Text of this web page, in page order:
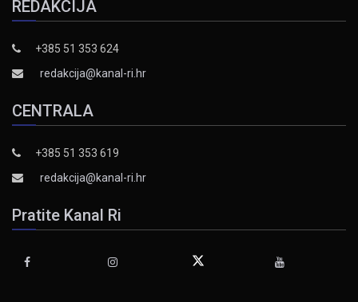
REDAKCIJA
+385 51 353 624
redakcija@kanal-ri.hr
CENTRALA
+385 51 353 619
redakcija@kanal-ri.hr
Pratite Kanal Ri